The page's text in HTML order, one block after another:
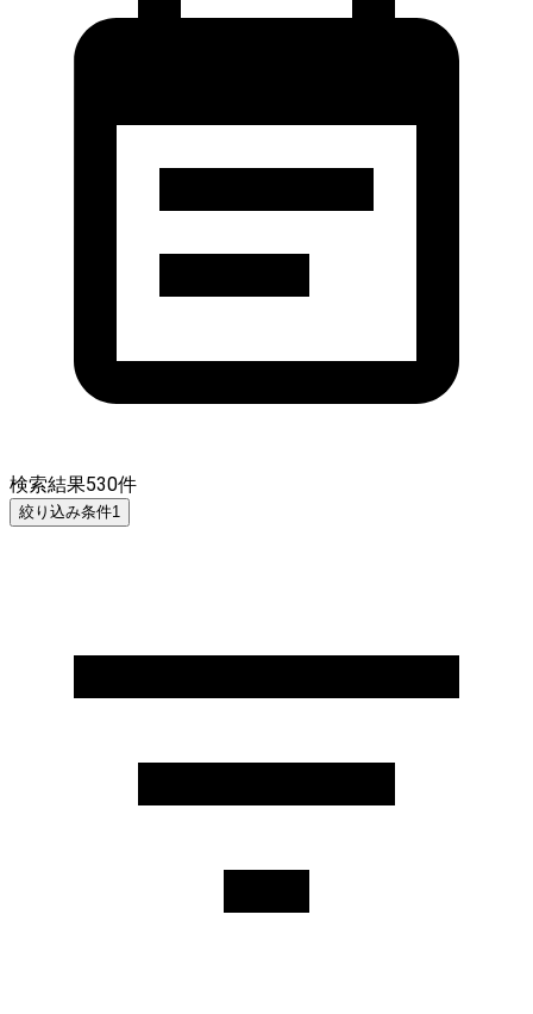
検索結果530件
絞り込み条件1